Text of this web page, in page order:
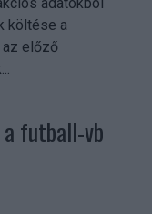
költése a
előző
a futball-vb